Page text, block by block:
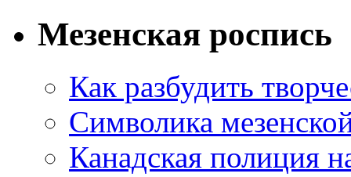
Мезенская роспись
Как разбудить
Символика
Канадская полиция